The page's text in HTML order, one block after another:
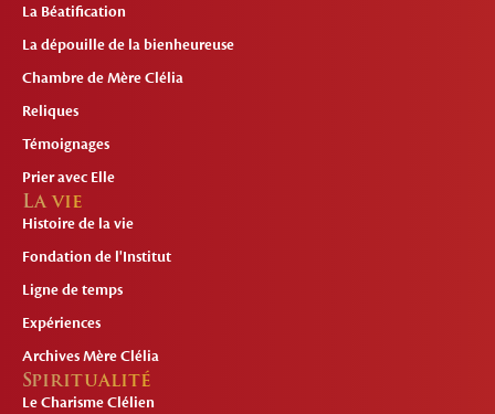
La Béatification
La dépouille de la bienheureuse
Chambre de Mère Clélia
Reliques
Témoignages
Prier avec Elle
La vie
Histoire de la vie
Fondation de l'Institut
Ligne de temps
Expériences
Archives Mère Clélia
Spiritualité
Le Charisme Clélien